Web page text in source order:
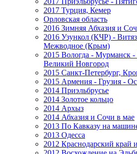
2017 Турция, Кемер
Орловская область
2016 Зимняя Абхазия и
2016 Узункол (КЧР) -
Межводное (Крым)
2015 Вологда - Мурманск -
Великий Новгород
2015 Санкт-Петербург,
2015 Армения - Грузия -
2014 Приэльбрусье
2014 Золотое кольцо
2014 Архыз
2014 Абхазия и Сочи в мае
2013 По Кавказу на
2013 Одесса
2012 Краснодарский край